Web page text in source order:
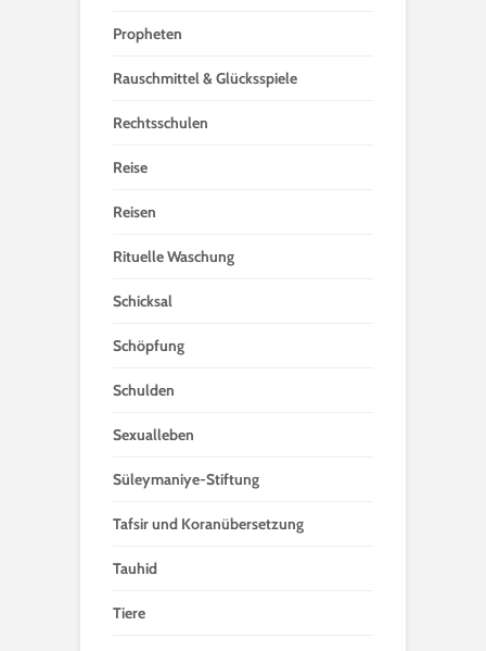
Propheten
Rauschmittel & Glücksspiele
Rechtsschulen
Reise
Reisen
Rituelle Waschung
Schicksal
Schöpfung
Schulden
Sexualleben
Süleymaniye-Stiftung
Tafsir und Koranübersetzung
Tauhid
Tiere